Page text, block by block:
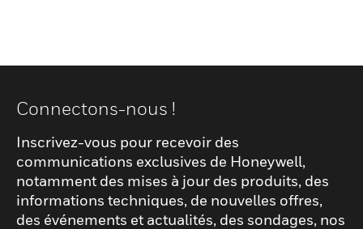
Connectons-nous !
Inscrivez-vous pour recevoir des
communications exclusives de Honeywell,
notamment des mises à jour des produits, des
informations techniques, de nouvelles offres,
des événements et actualités, des sondages, nos